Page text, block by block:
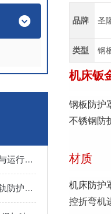
X轴防护罩的拉板连接方式与运行噪音控制
Y轴伸缩防护板在长行程导轨防护中的设计与应用
品牌 圣
类型 钢
机床钣
钢板防护
不锈钢防
材质
机床防护
控折弯机